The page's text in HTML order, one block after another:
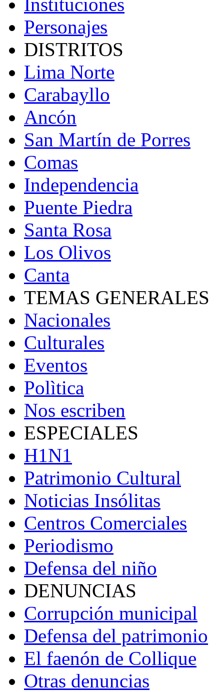
Personajes
DISTRITOS
Lima Norte
Carabayllo
Ancón
San Martín de Porres
Comas
Independencia
Puente Piedra
Santa Rosa
Los Olivos
Canta
TEMAS GENERALES
Nacionales
Culturales
Eventos
Polìtica
Nos escriben
ESPECIALES
H1N1
Patrimonio Cultural
Noticias Insólitas
Centros Comerciales
Periodismo
Defensa del niño
DENUNCIAS
Corrupción municipal
Defensa del patrimonio
El faenón de Collique
Otras denuncias